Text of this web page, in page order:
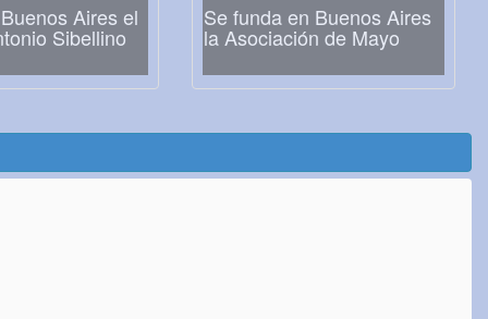
Aires el
Sibellino
Se funda en Buenos Aires
la Asociación de Mayo